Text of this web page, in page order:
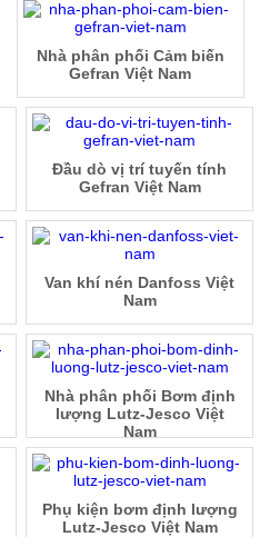
Nhà phân phối Cảm biến
Gefran Việt Nam
Đầu dò vị trí tuyến tính
Gefran Việt Nam
Van khí nén Danfoss Việt
Nam
Nhà phân phối Bơm định
lượng Lutz-Jesco Việt
Nam
Phụ kiện bơm định lượng
Lutz-Jesco Việt Nam